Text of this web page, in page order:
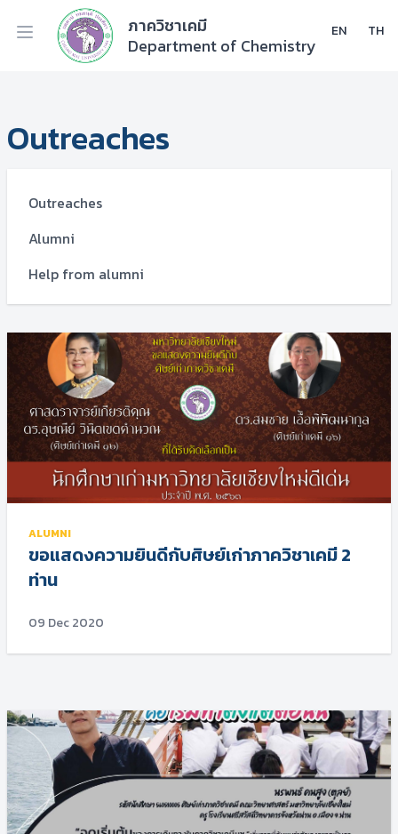
ภาควิชาเคมี
Department of Chemistry
EN TH
Outreaches
Outreaches
Alumni
Help from alumni
ALUMNI
ขอแสดงความยินดีกับศิษย์เก่าภาควิชาเคมี 2
ท่าน
09 Dec 2020